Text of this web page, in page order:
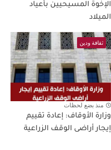
الإخوة المسيحيين بأعياد
الميلاد
ثقافة ودين
منذ بضع لحظات
وزارة الأوقاف: إعادة تقييم
إيجار أراضى الوقف الزراعية